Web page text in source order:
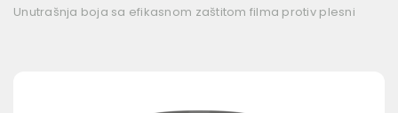
Unutrašnja boja sa efikasnom zaštitom filma protiv plesni